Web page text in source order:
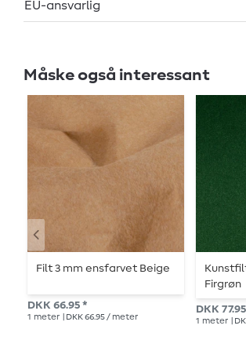
EU-ansvarlig
Måske også interessant
Filt 3 mm ensfarvet Beige
DKK 66.95 *
1 meter | DKK 66.95 / meter
Firgrøn
DKK
1 meter |